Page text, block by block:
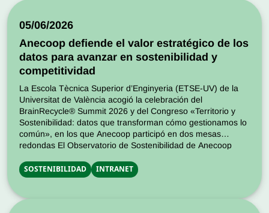
05/06/2026
Anecoop defiende el valor estratégico de los
datos para avanzar en sostenibilidad y
competitividad
La Escola Tècnica Superior d’Enginyeria (ETSE-UV) de la
Universitat de València acogió la celebración del
BrainRecycle® Summit 2026 y del Congreso «Territorio y
Sostenibilidad: datos que transforman cómo gestionamos lo
común», en los que Anecoop participó en dos mesas
redondas El Observatorio de Sostenibilidad de Anecoop
SOSTENIBILIDAD INTRANET